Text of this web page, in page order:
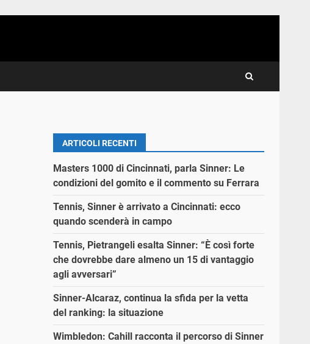
ARTICOLI RECENTI
Masters 1000 di Cincinnati, parla Sinner: Le
condizioni del gomito e il commento su Ferrara
Tennis, Sinner è arrivato a Cincinnati: ecco
quando scenderà in campo
Tennis, Pietrangeli esalta Sinner: “È così forte
che dovrebbe dare almeno un 15 di vantaggio
agli avversari”
Sinner-Alcaraz, continua la sfida per la vetta
del ranking: la situazione
Wimbledon: Cahill racconta il percorso di Sinner